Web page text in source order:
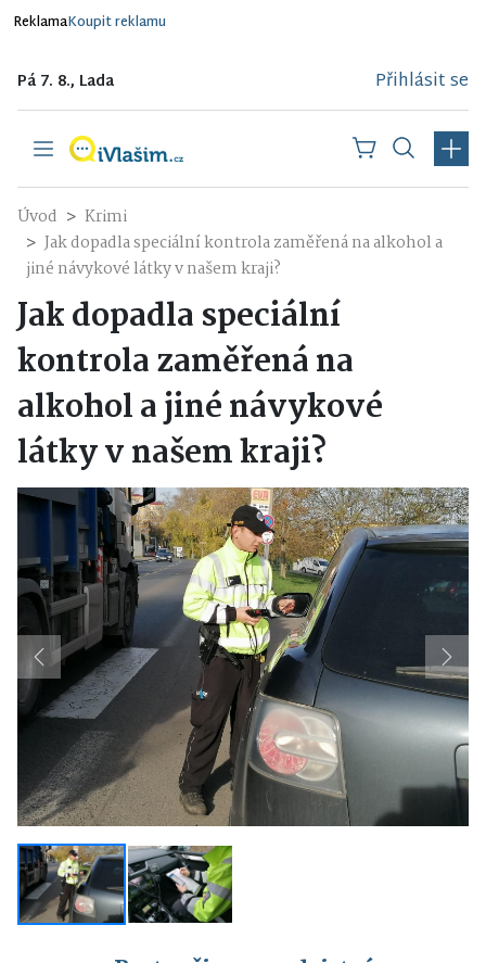
ReklamaKoupit reklamu
Pá 7. 8., Lada Přihlásit se
Úvod
Krimi
Jak dopadla speciální kontrola zaměřená na alkohol a
jiné návykové látky v našem kraji?
Jak dopadla speciální
kontrola zaměřená na
alkohol a jiné návykové
látky v našem kraji?
Previous Next